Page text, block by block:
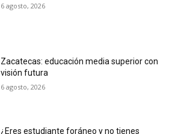
6 agosto, 2026
Zacatecas: educación media superior con
visión futura
6 agosto, 2026
¿Eres estudiante foráneo y no tienes